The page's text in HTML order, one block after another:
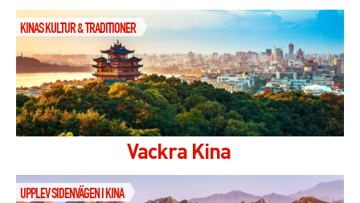
Vackra Kina
KINAS KULTUR & TRADITIONER
UPPLEV SIDENVÄGEN I KINA